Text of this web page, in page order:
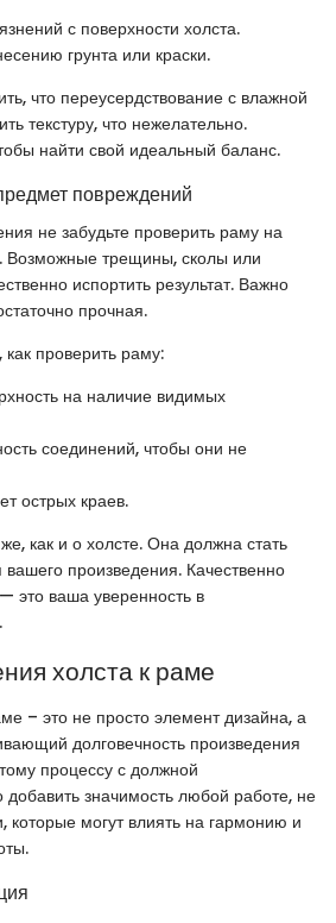
с поверхности холста.
грунта или краски.
что переусердствование с влажной
текстуру, что нежелательно.
найти свой идеальный баланс.
повреждений
не забудьте проверить раму на
Возможные трещины, сколы или
испортить результат. Важно
прочная.
как проверить раму:
на наличие видимых
соединений, чтобы они не
острых краев.
как и о холсте. Она должна стать
произведения. Качественно
это ваша уверенность в
холста к раме
– это не просто элемент дизайна, а
долговечность произведения
процессу с должной
значимость любой работе, не
которые могут влиять на гармонию и